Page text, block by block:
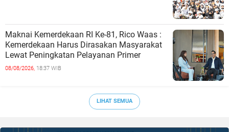
Maknai Kemerdekaan RI Ke-81, Rico Waas :
Kemerdekaan Harus Dirasakan Masyarakat
Lewat Peningkatan Pelayanan Primer
08/08/2026, 18:37 WIB
LIHAT SEMUA